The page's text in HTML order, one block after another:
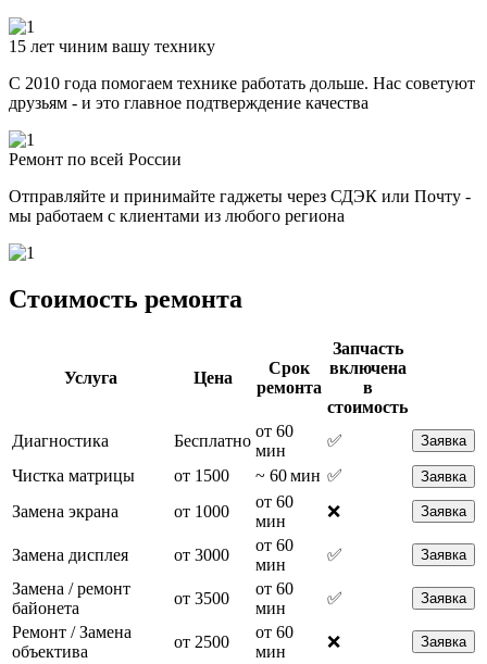
15 лет чиним вашу технику
С 2010 года помогаем технике работать дольше. Нас советуют
друзьям - и это главное подтверждение качества
Ремонт по всей России
Отправляйте и принимайте гаджеты через СДЭК или Почту -
мы работаем с клиентами из любого региона
Стоимость ремонта
Услуга Цена
Срок
ремонта
Запчасть
включена
в
стоимость
Диагностика
Бесплатно
от 60
мин
✅ Заявка
Чистка матрицы от 1500 ~ 60 мин ✅ Заявка
Замена экрана от 1000
от 60
мин
❌ Заявка
Замена дисплея от 3000
от 60
мин
✅ Заявка
Замена / ремонт
байонета
от 3500
от 60
мин
✅ Заявка
Ремонт / Замена
объектива
от 2500
от 60
мин
❌ Заявка